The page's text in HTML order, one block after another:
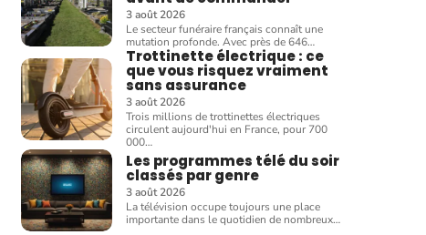
3 août 2026
Le secteur funéraire français connaît une
mutation profonde. Avec près de 646…
Trottinette électrique : ce
que vous risquez vraiment
sans assurance
3 août 2026
Trois millions de trottinettes électriques
circulent aujourd'hui en France, pour 700
000…
Les programmes télé du soir
classés par genre
3 août 2026
La télévision occupe toujours une place
importante dans le quotidien de nombreux…